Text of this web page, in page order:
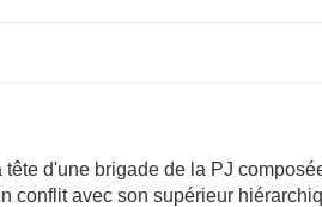
tête d'une brigade de la PJ
conflit avec son supérieur